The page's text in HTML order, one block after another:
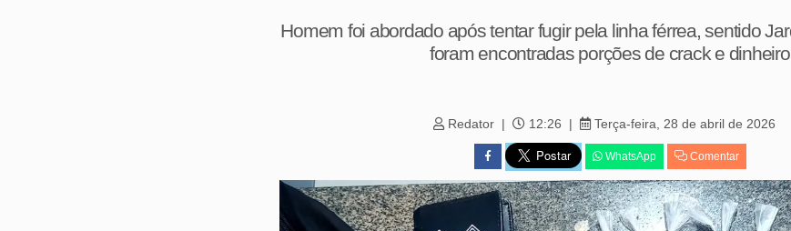
Homem foi abordado após tentar fugir pela linha férrea, sentido
foram encontradas porções de crack e
Redator 12:26 Terça-feira, 28 de abril de 2026
WhatsApp Comentar